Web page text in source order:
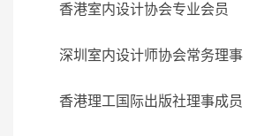
香港室内设计协会专业会员
深圳室内设计师协会常务理事
香港理工国际出版社理事成员